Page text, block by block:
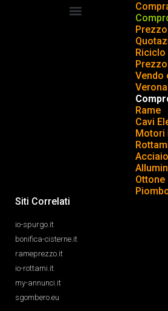
Riciclo
Vendo
Verona
Rame
Cavi
Motori
Acciaio
Ottone
Siti Correlati
io-spurgo.it
bonifica-cisterne.it
rameprezzo.it
io-rottami.it
my-annunci.it
sgombero.eu